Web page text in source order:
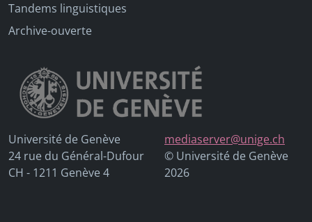
Tandems linguistiques
Archive-ouverte
Université de Genève
24 rue du Général-Dufour
CH - 1211 Genève 4
mediaserver@unige.ch
© Université de Genève
2026